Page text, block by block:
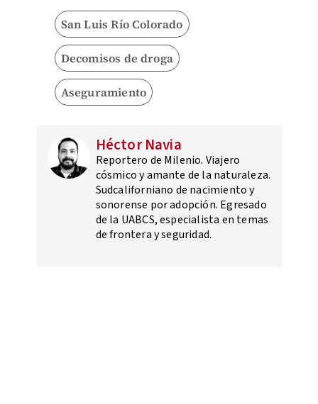
San Luis Río Colorado
Decomisos de droga
Aseguramiento
Héctor Navia
Reportero de Milenio. Viajero
cósmico y amante de la naturaleza.
Sudcaliforniano de nacimiento y
sonorense por adopción. Egresado
de la UABCS, especialista en temas
de frontera y seguridad.